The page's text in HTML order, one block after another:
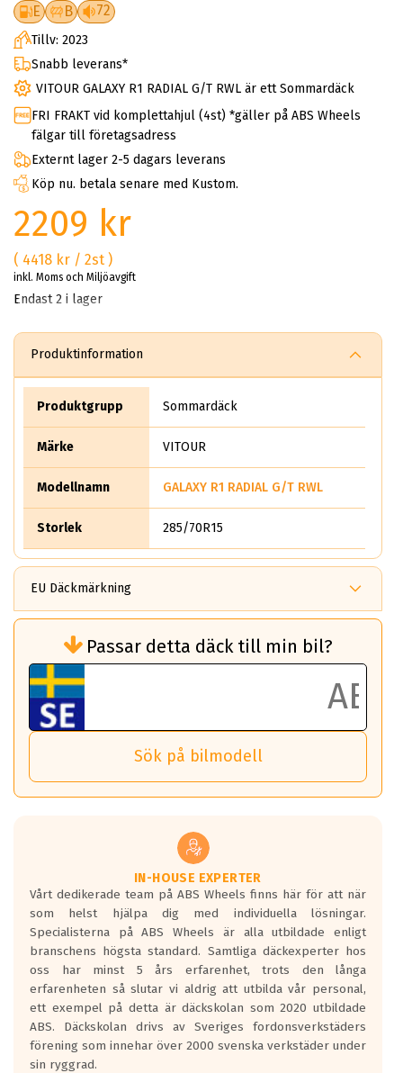
E B 72
Tillv: 2023
Snabb leverans*
VITOUR GALAXY R1 RADIAL G/T RWL är ett Sommardäck
FRI FRAKT vid komplettahjul (4st) *gäller på ABS Wheels
fälgar till företagsadress
Externt lager 2-5 dagars leverans
Köp nu. betala senare med Kustom.
2209 kr
( 4418 kr / 2st )
inkl. Moms och Miljöavgift
Endast 2 i lager
Produktinformation
Produktgrupp Sommardäck
Märke VITOUR
Modellnamn GALAXY R1 RADIAL G/T RWL
Storlek 285/70R15
EU Däckmärkning
bränsleförbrukningen)
Det ska vara en betygsskala från klass A
till G för rullmotstånd.
Ett klass A däck kommer ha 6,5% bättre
bränsleförbrukning än ett klass G däck.
Det betyder att om man kör 10,000 km,
så sparar man 50 liter bränsle med ett
vilken körstil du använder.
Våtgrepp egenskaper:
Betygsskalan är satt A till F. Där A påvisar
den kortaste bromssträckan och F är den
längsta.
Inga D eller G betyg delas ut för
personbilar och lätta lastbilar.
Betyget sätts efter ett test där däcken
skall bromsa in på en väg där det ligger
0.5-1.5 mm vatten.
I 80km/h kommer skillnaden på
Passar detta däck till min bil?
Sök på bilmodell
IN-HOUSE EXPERTER
Vårt dedikerade team på ABS Wheels finns här för att när
som helst hjälpa dig med individuella lösningar.
Specialisterna på ABS Wheels är alla utbildade enligt
branschens högsta standard. Samtliga däckexperter hos
oss har minst 5 års erfarenhet, trots den långa
erfarenheten så slutar vi aldrig att utbilda vår personal,
ett exempel på detta är däckskolan som 2020 utbildade
ABS. Däckskolan drivs av Sveriges fordonsverkstäders
förening som innehar över 2000 svenska verkstäder under
sin ryggrad.